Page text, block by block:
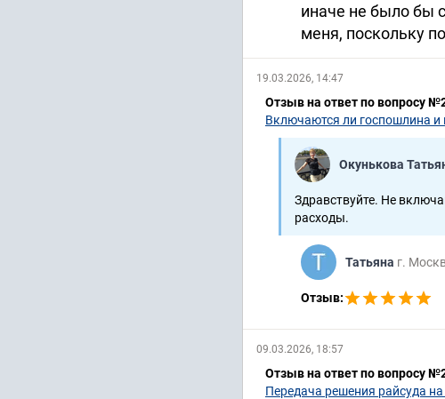
иначе не было бы
меня, поскольку
19.03.2026, 14:47
Отзыв на ответ по вопросу
Включаются ли госпошлина и
Окунькова
Здравствуйте. Не
расходы.
Татьяна г.
Отзыв:
09.03.2026, 18:57
Отзыв на ответ по вопросу
Передача решения райсуда